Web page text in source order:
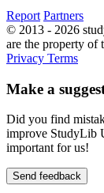
Report Partners
© 2013 - 2026
are the property of
Privacy Terms
Make a
Did you find
improve StudyLib
important for us!
Send feedback